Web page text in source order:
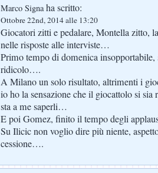
Marco Signaha scritto:
Ottobre 22nd, 2014 alle 13:20
Giocatori zitti e pedalare, Montella zitto,
nelle risposte alle interviste…
Primo tempo di domenica
ridicolo….
A Milano un solo risultato, altrimenti i
io ho la sensazione che il giocattolo si
sta a me saperli…
E poi Gomez, finito il tempo degli
Su Ilicic non voglio dire più niente,
cessione….